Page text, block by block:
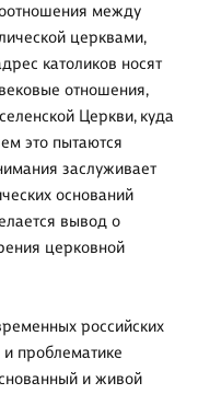
между
церквами,
католиков носят
отношения,
Церкви, куда
это пытаются
заслуживает
оснований
вывод о
церковной
российских
проблематике
и живой